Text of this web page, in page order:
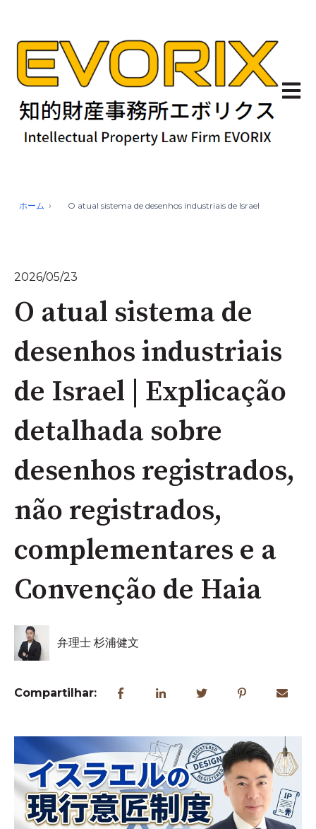
Abrir
ホーム O atual sistema de desenhos industriais de Israel
2026/05/23
O atual sistema de
desenhos industriais
de Israel | Explicação
detalhada sobre
desenhos registrados,
não registrados,
complementares e a
Convenção de Haia
弁理士 杉浦健文
Compartilhar: